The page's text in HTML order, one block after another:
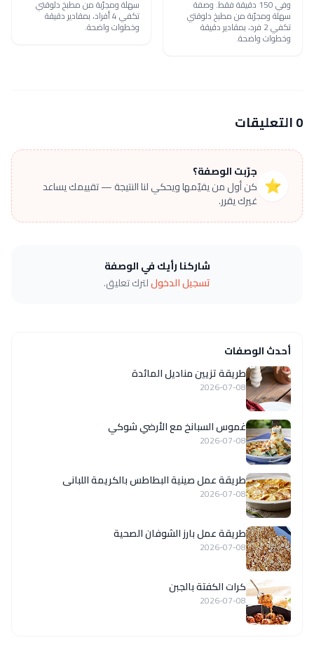
وفي 150 دقيقة فقط. وصفة
سهلة ومجرّبة من مطبخ دلوقتي
تكفي 2 فرد، بمقادير دقيقة
وخطوات واضحة.
سهلة ومجرّبة من مطبخ دلوقتي
تكفي 4 أفراد، بمقادير دقيقة
وخطوات واضحة.
0 التعليقات
⭐
جرّبت الوصفة؟
كن أول من يقيّمها ويحكي لنا النتيجة — تقييمك يساعد
غيرك يقرر.
شاركنا رأيك في الوصفة
تسجيل الدخوللترك تعليق.
أحدث الوصفات
طريقة تزيين مناديل المائدة
2026-07-08
غموس السبانخ مع الأرضي شوكي
2026-07-08
طريقة عمل صينية البطاطس بالكريمة اللبانى
2026-07-08
طريقة عمل بارز الشوفان الصحية
2026-07-08
كرات الكفتة بالجبن
2026-07-08